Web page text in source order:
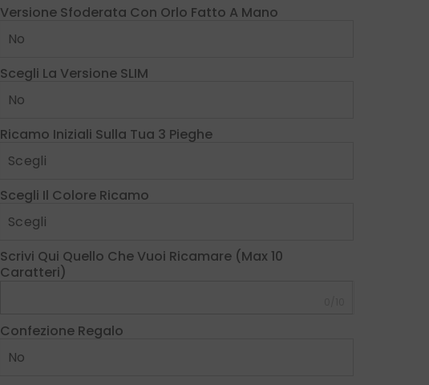
Versione Sfoderata Con Orlo Fatto A Mano
Scegli La Versione SLIM
Ricamo Iniziali Sulla Tua 3 Pieghe
Scegli Il Colore Ricamo
Scrivi Qui Quello Che Vuoi Ricamare (max 10
Caratteri)
Confezione Regalo